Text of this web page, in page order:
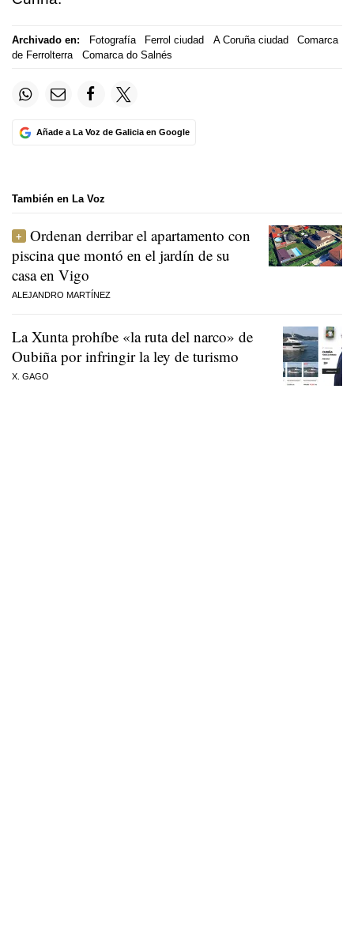
Archivado en: Fotografía Ferrol ciudad A Coruña ciudad
Comarca
de Ferrolterra
Comarca do Salnés
Añade a La Voz de Galicia en Google
También en La Voz
Ordenan derribar el apartamento con
piscina que montó en el jardín de su
casa en Vigo
ALEJANDRO MARTÍNEZ
La Xunta prohíbe «la ruta del narco» de
Oubiña por infringir la ley de turismo
X. GAGO